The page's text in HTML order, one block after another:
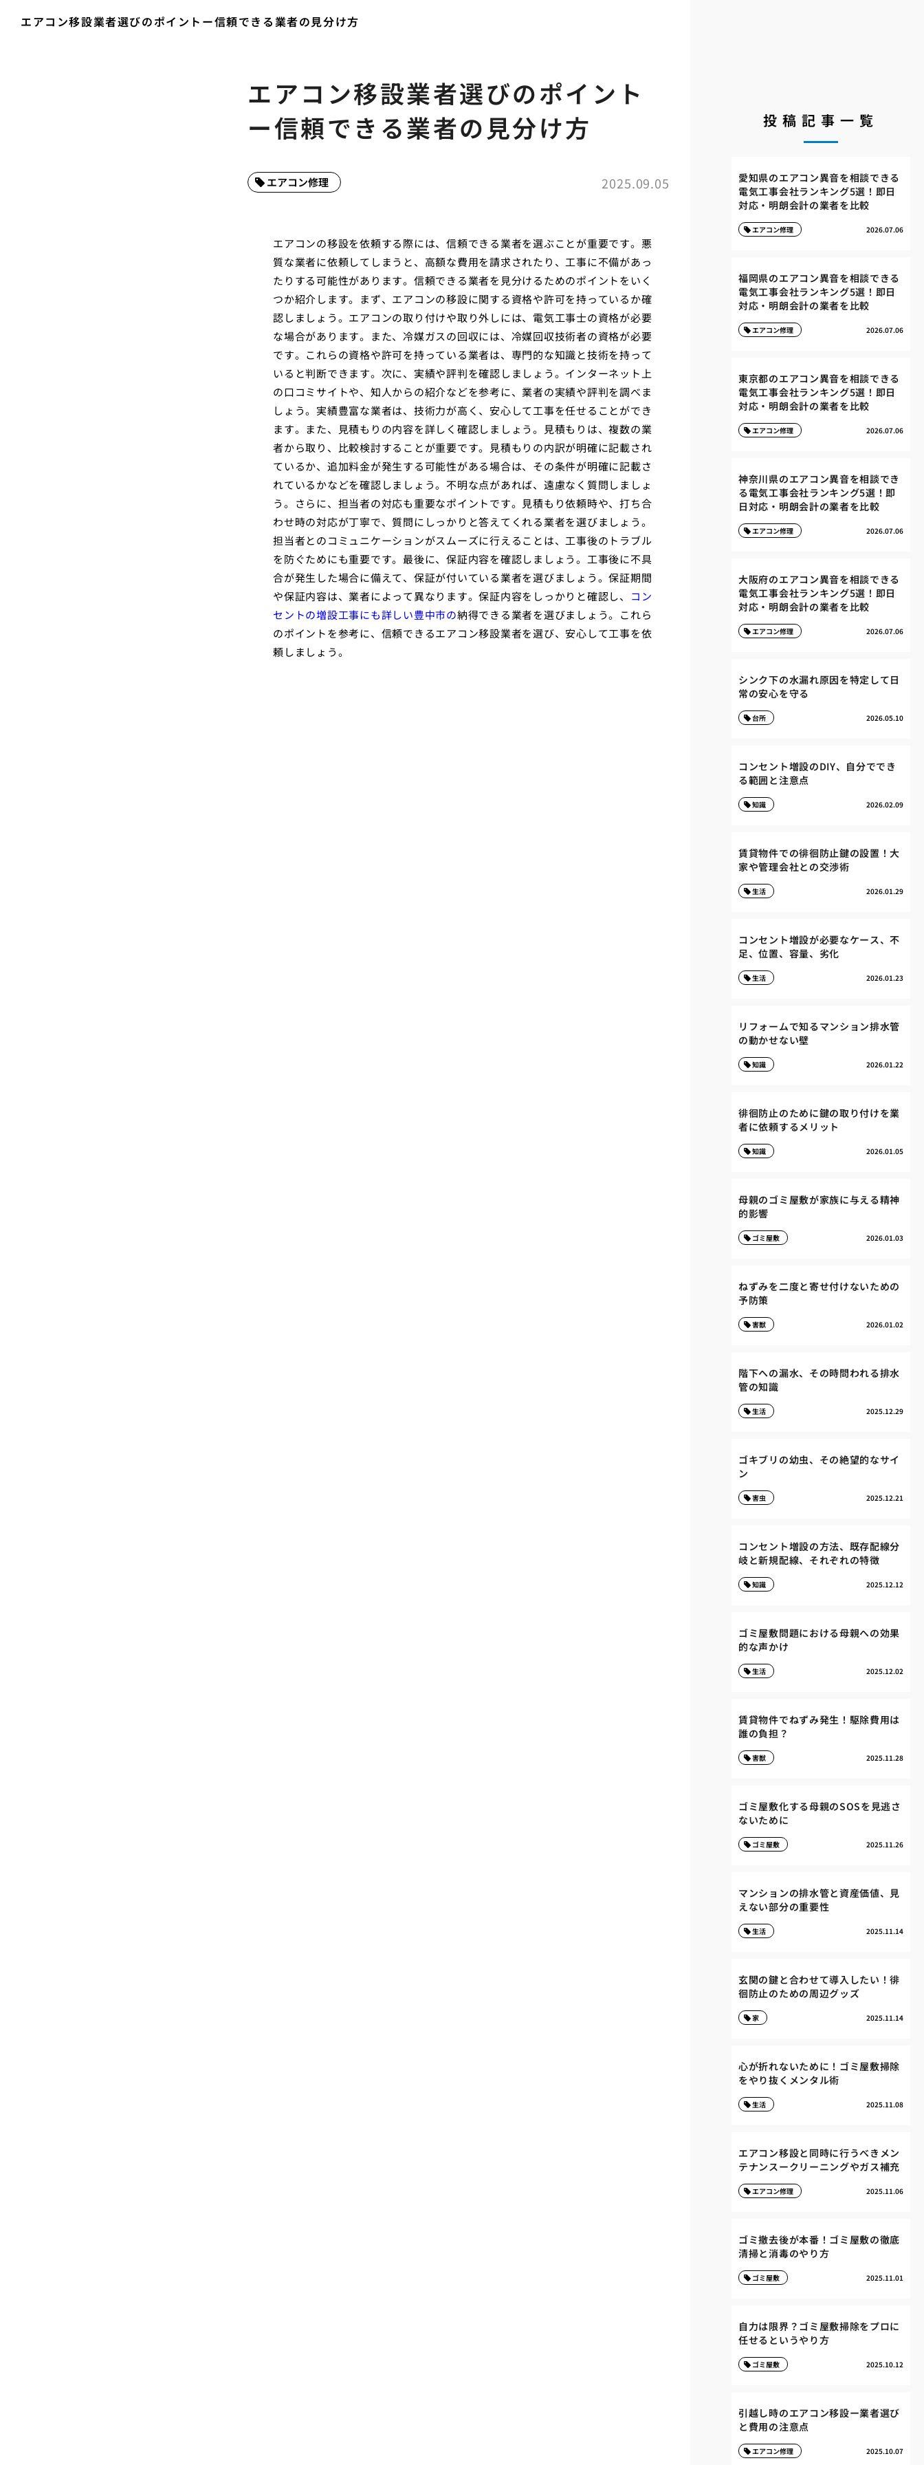
エアコン移設業者選びのポイントー信頼できる業者の見分け方
エアコン移設業者選びのポイント
ー信頼できる業者の見分け方
2025.09.05
エアコン修理
エアコンの移設を依頼する際には、信頼できる業者を選ぶことが重要です。悪
質な業者に依頼してしまうと、高額な費用を請求されたり、工事に不備があっ
たりする可能性があります。信頼できる業者を見分けるためのポイントをいく
つか紹介します。まず、エアコンの移設に関する資格や許可を持っているか確
認しましょう。エアコンの取り付けや取り外しには、電気工事士の資格が必要
な場合があります。また、冷媒ガスの回収には、冷媒回収技術者の資格が必要
です。これらの資格や許可を持っている業者は、専門的な知識と技術を持って
いると判断できます。次に、実績や評判を確認しましょう。インターネット上
の口コミサイトや、知人からの紹介などを参考に、業者の実績や評判を調べま
しょう。実績豊富な業者は、技術力が高く、安心して工事を任せることができ
ます。また、見積もりの内容を詳しく確認しましょう。見積もりは、複数の業
者から取り、比較検討することが重要です。見積もりの内訳が明確に記載され
ているか、追加料金が発生する可能性がある場合は、その条件が明確に記載さ
れているかなどを確認しましょう。不明な点があれば、遠慮なく質問しましょ
う。さらに、担当者の対応も重要なポイントです。見積もり依頼時や、打ち合
わせ時の対応が丁寧で、質問にしっかりと答えてくれる業者を選びましょう。
担当者とのコミュニケーションがスムーズに行えることは、工事後のトラブル
を防ぐためにも重要です。最後に、保証内容を確認しましょう。工事後に不具
合が発生した場合に備えて、保証が付いている業者を選びましょう。保証期間
や保証内容は、業者によって異なります。保証内容をしっかりと確認し、
コン
セントの増設工事にも詳しい豊中市の納得できる業者を選びましょう。これら
のポイントを参考に、信頼できるエアコン移設業者を選び、安心して工事を依
頼しましょう。
投稿記事一覧
愛知県のエアコン異音を相談できる
電気工事会社ランキング5選！即日
対応・明朗会計の業者を比較
2026.07.06
エアコン修理
福岡県のエアコン異音を相談できる
電気工事会社ランキング5選！即日
対応・明朗会計の業者を比較
2026.07.06
エアコン修理
東京都のエアコン異音を相談できる
電気工事会社ランキング5選！即日
対応・明朗会計の業者を比較
2026.07.06
エアコン修理
神奈川県のエアコン異音を相談でき
る電気工事会社ランキング5選！即
日対応・明朗会計の業者を比較
2026.07.06
エアコン修理
大阪府のエアコン異音を相談できる
電気工事会社ランキング5選！即日
対応・明朗会計の業者を比較
2026.07.06
エアコン修理
シンク下の水漏れ原因を特定して日
常の安心を守る
2026.05.10
台所
コンセント増設のDIY、自分ででき
る範囲と注意点
2026.02.09
知識
賃貸物件での徘徊防止鍵の設置！大
家や管理会社との交渉術
2026.01.29
生活
コンセント増設が必要なケース、不
足、位置、容量、劣化
2026.01.23
生活
リフォームで知るマンション排水管
の動かせない壁
2026.01.22
知識
徘徊防止のために鍵の取り付けを業
者に依頼するメリット
2026.01.05
知識
母親のゴミ屋敷が家族に与える精神
的影響
2026.01.03
ゴミ屋敷
ねずみを二度と寄せ付けないための
予防策
2026.01.02
害獣
階下への漏水、その時問われる排水
管の知識
2025.12.29
生活
ゴキブリの幼虫、その絶望的なサイ
ン
2025.12.21
害虫
コンセント増設の方法、既存配線分
岐と新規配線、それぞれの特徴
2025.12.12
知識
ゴミ屋敷問題における母親への効果
的な声かけ
2025.12.02
生活
賃貸物件でねずみ発生！駆除費用は
誰の負担？
2025.11.28
害獣
ゴミ屋敷化する母親のSOSを見逃さ
ないために
2025.11.26
ゴミ屋敷
マンションの排水管と資産価値、見
えない部分の重要性
2025.11.14
生活
玄関の鍵と合わせて導入したい！徘
徊防止のための周辺グッズ
2025.11.14
家
心が折れないために！ゴミ屋敷掃除
をやり抜くメンタル術
2025.11.08
生活
エアコン移設と同時に行うべきメン
テナンスークリーニングやガス補充
2025.11.06
エアコン修理
ゴミ撤去後が本番！ゴミ屋敷の徹底
清掃と消毒のやり方
2025.11.01
ゴミ屋敷
自力は限界？ゴミ屋敷掃除をプロに
任せるというやり方
2025.10.12
ゴミ屋敷
引越し時のエアコン移設ー業者選び
と費用の注意点
2025.10.07
エアコン修理